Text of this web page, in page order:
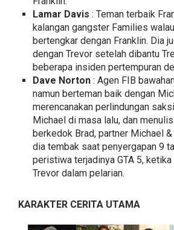
Lamar Davis : Teman terbaik
kalangan gangster Families
bertengkar dengan Franklin. Dia
dengan Trevor setelah dibantu
beberapa insiden pertempuran
Dave Norton : Agen FIB
namun berteman baik dengan
merencanakan perlindungan
Michael di masa lalu, dan
berkedok Brad, partner Michael
dia tembak saat penyergapan 9
peristiwa terjadinya GTA 5,
Trevor dalam pelarian.
KARAKTER CERITA UTAMA